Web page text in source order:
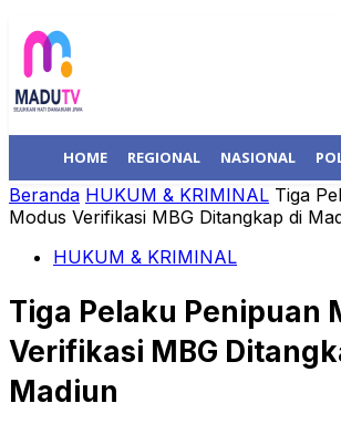
HOME REGIONAL NASIONAL
Beranda HUKUM & KRIMINAL Tiga
Modus Verifikasi MBG Ditangkap di
HUKUM & KRIMINAL
Tiga Pelaku Penipuan
Verifikasi MBG
Madiun